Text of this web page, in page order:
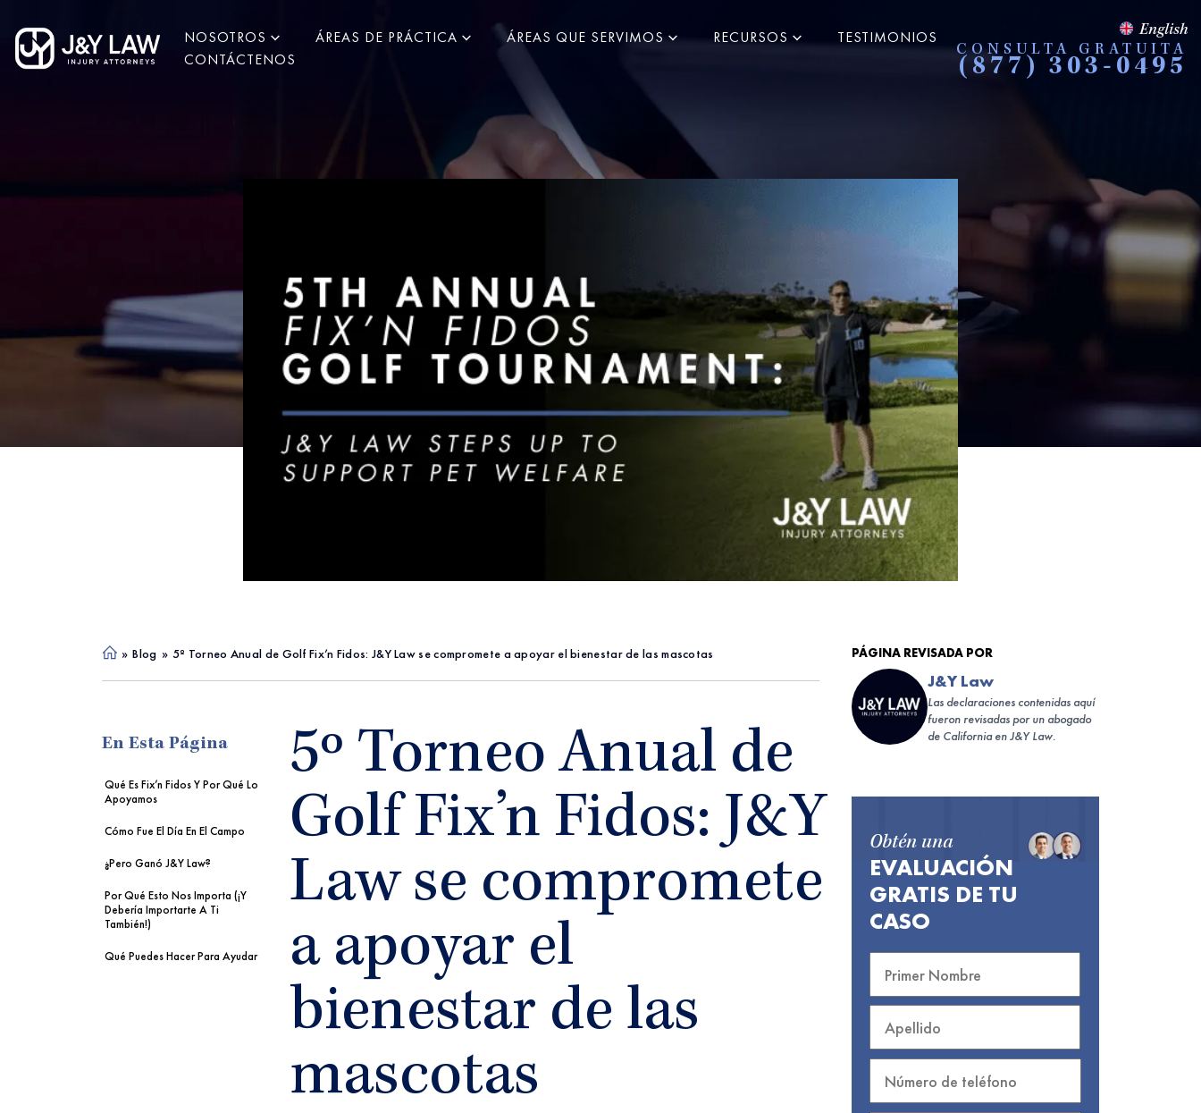
NOSOTROS ÁREAS DE PRÁCTICA ÁREAS QUE SERVIMOS RECURSOS
TESTIMONIOS
CONTÁCTENOS
English
CONSULTA GRATUITA
(877) 303-0495
Ho » Blog » 5º Torneo Anual de Golf Fix’n Fidos: J&Y Law se compromete a apoyar el bienestar de las mascotas
En Esta Página
Qué Es Fix’n Fidos Y Por Qué Lo
Apoyamos
Cómo Fue El Día En El Campo
¿Pero Ganó J&Y Law?
Por Qué Esto Nos Importa (¡y
Debería Importarte A Ti
También!)
Qué Puedes Hacer Para Ayudar
5º Torneo Anual de
Golf Fix’n Fidos: J&Y
Law se compromete
a apoyar el
bienestar de las
mascotas
PÁGINA REVISADA POR
J&Y Law
Las declaraciones contenidas aquí
fueron revisadas por un abogado
de California en J&Y Law.
Obtén una
EVALUACIÓN
GRATIS DE TU
CASO